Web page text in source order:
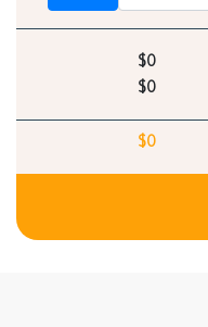
$0
$0
$0